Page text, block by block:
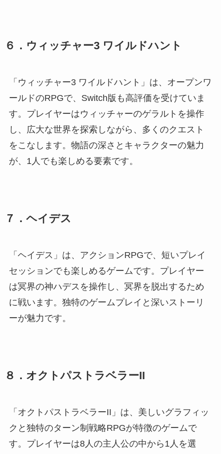
６．ウィッチャー3 ワイルドハント
「ウィッチャー3 ワイルドハント」は、オープンワ
ールドのRPGで、Switch版も高評価を受けていま
す。プレイヤーはウィッチャーのゲラルトを操作
し、広大な世界を探索しながら、多くのクエスト
をこなします。物語の深さとキャラクターの魅力
が、1人でも楽しめる要素です。
７．ヘイデス
「ヘイデス」は、アクションRPGで、短いプレイ
セッションでも楽しめるゲームです。プレイヤー
は冥界の神ハデスを操作し、冥界を脱出するため
に戦います。独特のゲームプレイと深いストーリ
ーが魅力です。
８．オクトパストラベラーII
「オクトパストラベラーII」は、美しいグラフィッ
クと独特のターン制戦略RPGが特徴のゲームで
す。プレイヤーは8人の主人公の中から1人を選